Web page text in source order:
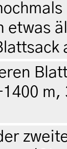
etwas